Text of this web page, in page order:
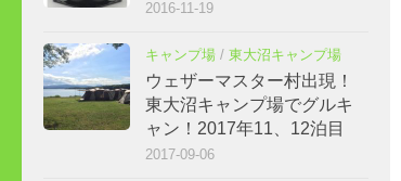
2016-11-19
キャンプ場 / 東大沼キャンプ場
ウェザーマスター村出現！
東大沼キャンプ場でグルキ
ャン！2017年11、12泊目
2017-09-06